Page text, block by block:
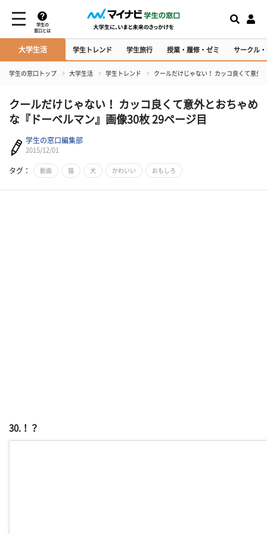
学生の
窓口とは
大学生活 学生トレンド 学生旅行 授業・履修・ゼミ サークル
学生の窓口トップ 大学生活 学生トレンド クールだけじゃない！ カッコ良くて意外
クールだけじゃない！ カッコ良くて意外とおちゃめ
な『ドーベルマン』画像30枚 29ページ目
学生の窓口編集部
2015/12/01
タグ： 動画 猫 犬 かわいい おもしろ
30.！？